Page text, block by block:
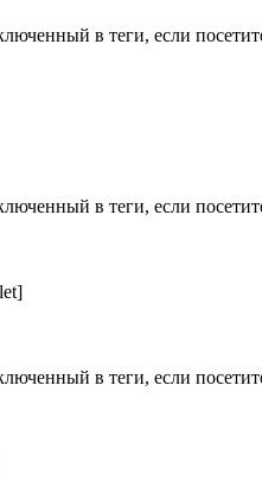
в теги, если
в теги, если
в теги, если